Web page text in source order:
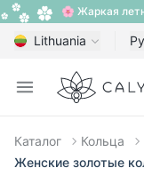
🌸 Жаркая
Lithuania
Open menu
Calypso
Каталог Кольца
Женские золотые